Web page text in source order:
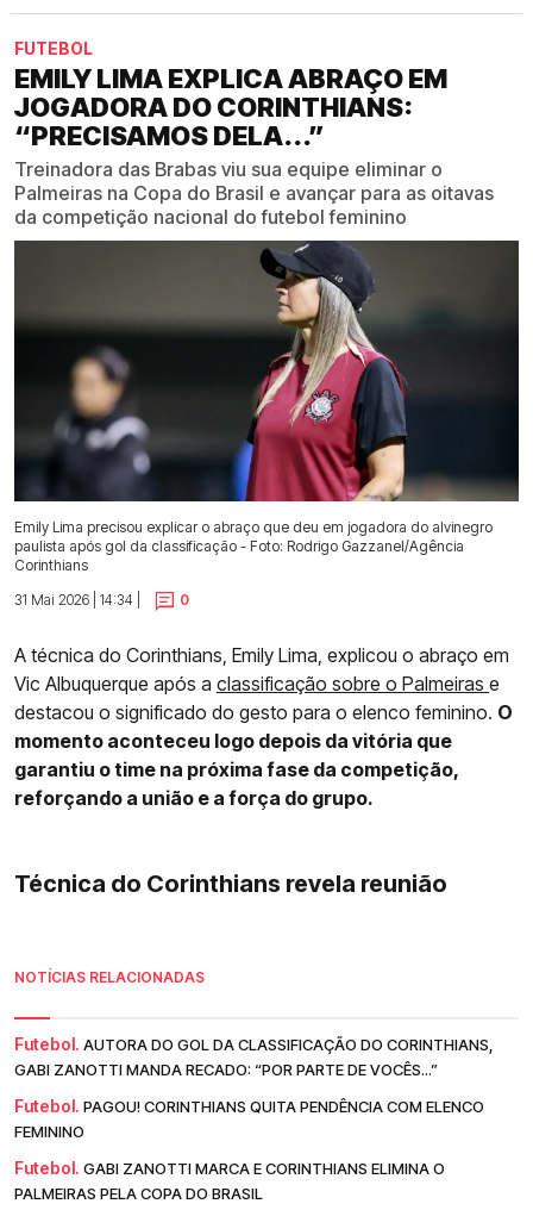
FUTEBOL
EMILY LIMA EXPLICA ABRAÇO EM
JOGADORA DO CORINTHIANS:
“PRECISAMOS DELA...”
Treinadora das Brabas viu sua equipe eliminar o
Palmeiras na Copa do Brasil e avançar para as oitavas
da competição nacional do futebol feminino
Emily Lima precisou explicar o abraço que deu em jogadora do alvinegro
paulista após gol da classificação - Foto: Rodrigo Gazzanel/Agência
Corinthians
31 Mai 2026 | 14:34 |
0
A técnica do Corinthians, Emily Lima, explicou o abraço em
Vic Albuquerque após a classificação sobre o Palmeiras e
destacou o significado do gesto para o elenco feminino. O
momento aconteceu logo depois da vitória que
garantiu o time na próxima fase da competição,
reforçando a união e a força do grupo.
Técnica do Corinthians revela reunião
NOTÍCIAS RELACIONADAS
Futebol. AUTORA DO GOL DA CLASSIFICAÇÃO DO CORINTHIANS,
GABI ZANOTTI MANDA RECADO: “POR PARTE DE VOCÊS...”
Futebol. PAGOU! CORINTHIANS QUITA PENDÊNCIA COM ELENCO
FEMININO
Futebol. GABI ZANOTTI MARCA E CORINTHIANS ELIMINA O
PALMEIRAS PELA COPA DO BRASIL